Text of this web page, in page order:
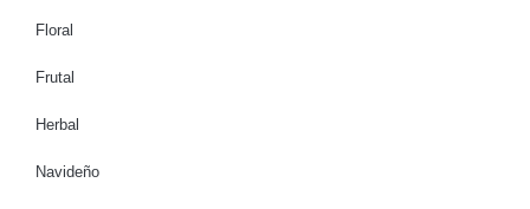
Floral
Frutal
Herbal
Navideño